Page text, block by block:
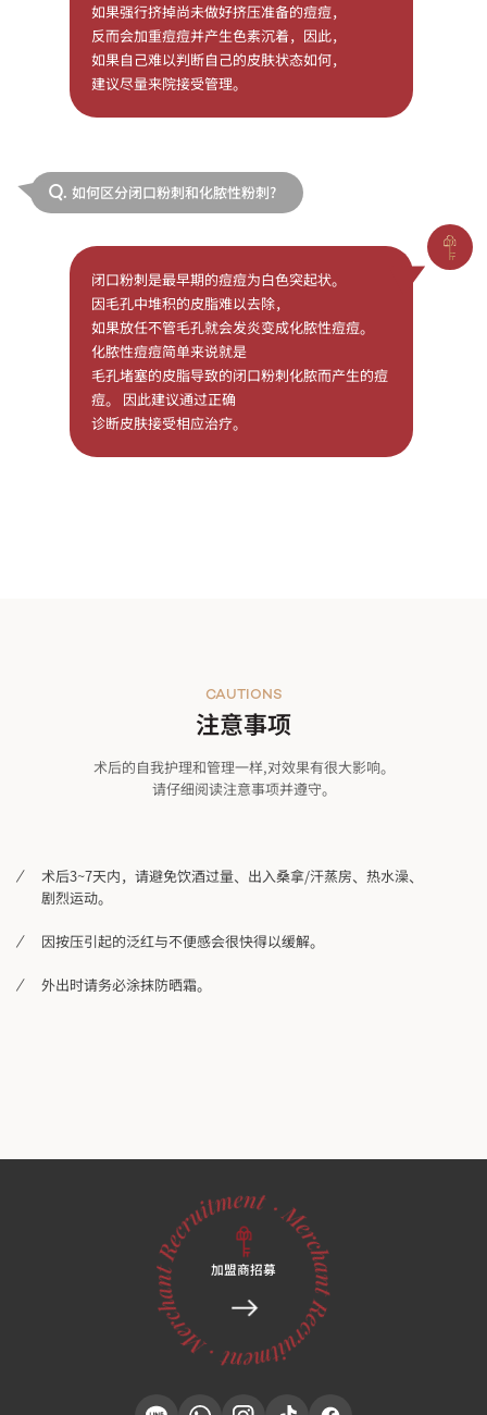
如果强行挤掉尚未做好挤压准备的痘痘，
反而会加重痘痘并产生色素沉着，因此，
如果自己难以判断自己的皮肤状态如何，
建议尽量来院接受管理。
Q. 如何区分闭口粉刺和化脓性粉刺?
闭口粉刺是最早期的痘痘为白色突起状。
因毛孔中堆积的皮脂难以去除，
如果放任不管毛孔就会发炎变成化脓性痘痘。
化脓性痘痘简单来说就是
毛孔堵塞的皮脂导致的闭口粉刺化脓而产生的痘
痘。 因此建议通过正确
诊断皮肤接受相应治疗。
注意事项
CAUTIONS
术后的自我护理和管理一样,对效果有很大影响。
请仔细阅读注意事项并遵守。
术后3~7天内，请避免饮酒过量、出入桑拿/汗蒸房、热水澡、
剧烈运动。
因按压引起的泛红与不便感会很快得以缓解。
外出时请务必涂抹防晒霜。
加盟商招募